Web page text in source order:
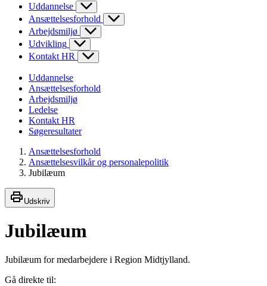
Uddannelse
Ansættelsesforhold
Arbejdsmiljø
Udvikling
Kontakt HR
Uddannelse
Ansættelsesforhold
Arbejdsmiljø
Ledelse
Kontakt HR
Søgeresultater
Ansættelsesforhold
Ansættelsesvilkår og personalepolitik
Jubilæum
Udskriv
Jubilæum
Jubilæum for medarbejdere i Region Midtjylland.
Gå direkte til: